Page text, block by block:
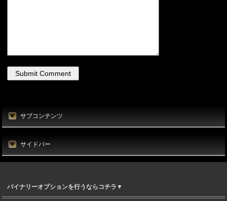
サブコンテンツ
サイドバー
バイナリーオプションを行うならコチラ▼